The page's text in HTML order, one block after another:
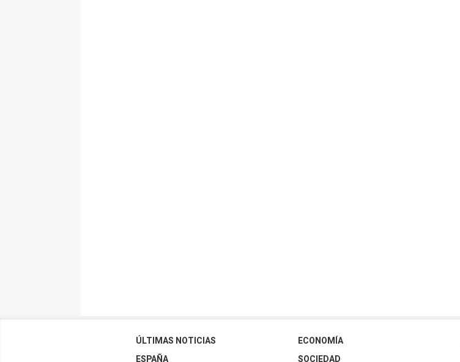
ÚLTIMAS NOTICIAS
ESPAÑA
ECONOMÍA
SOCIEDAD